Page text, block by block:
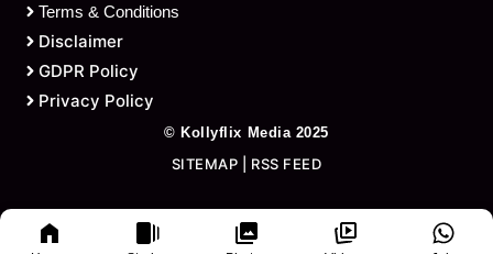
Terms & Conditions
Disclaimer
GDPR Policy
Privacy Policy
© Kollyflix Media 2025
SITEMAP RSS FEED